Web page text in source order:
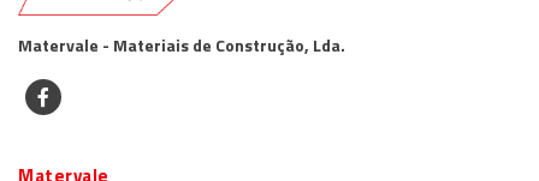
Matervale - Materiais de Construção, Lda.